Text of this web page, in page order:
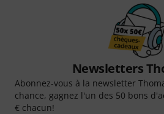
Newsletters
Abonnez-vous à la newsletter
chance, gagnez l'un des 50 bons
€ chacun!